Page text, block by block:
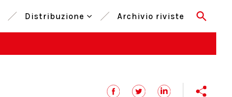
Distribuzione Archivio riviste